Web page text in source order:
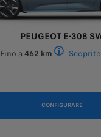
PEUGEOT E-308
Fino a 462 km
CONFIGURARE